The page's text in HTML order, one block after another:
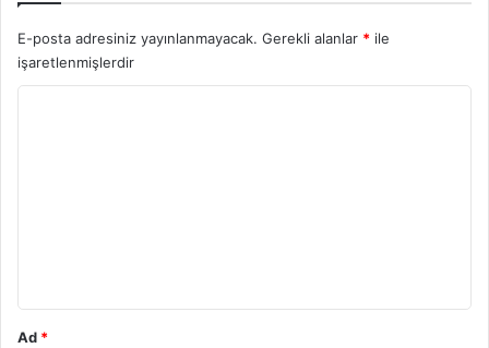
E-posta adresiniz yayınlanmayacak. Gerekli alanlar * ile
işaretlenmişlerdir
Ad *